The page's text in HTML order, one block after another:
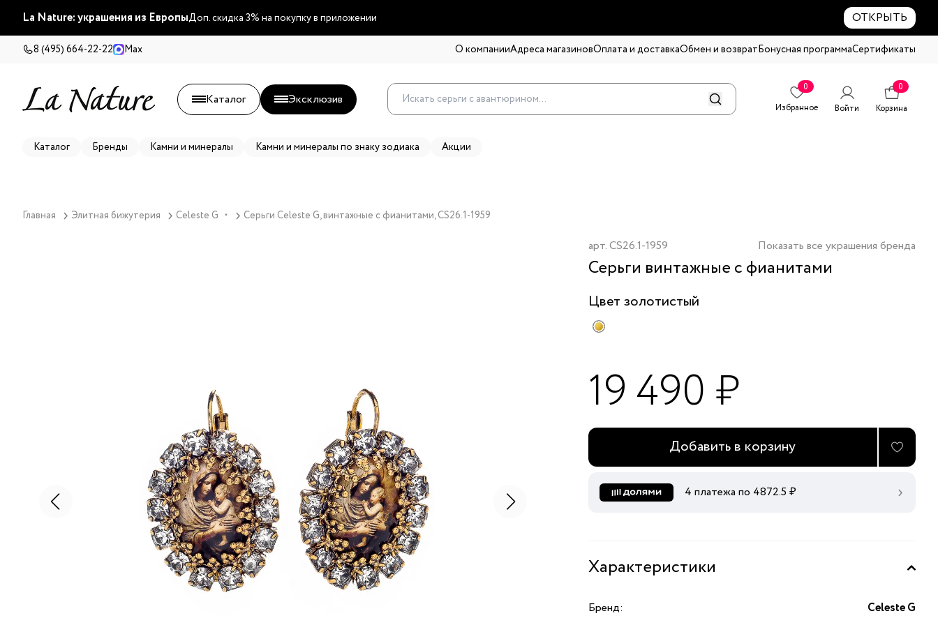
La Nature: украшения из ЕвропыДоп. скидка 3% на покупку в приложении ОТКРЫТЬ
8 (495) 664-22-22 Max О компанииАдреса магазиновОплата и доставкаОбмен и возвратБонусная программаСертификаты
Каталог Эксклюзив
0
Избранное
Войти
0
Корзина
Каталог Бренды Камни и минералы Камни и минералы по знаку зодиака Акции
Главная Элитная бижутерия Celeste G ▼ Серьги Celeste G, винтажные с фианитами, CS26.1-1959
арт.CS26.1-1959 Показать все украшения бренда
Серьги винтажные с фианитами
Цвет золотистый
19 490 ₽
Добавить в корзину
4 платежа по 4872.5 ₽
Характеристики
Бренд:
Celeste G